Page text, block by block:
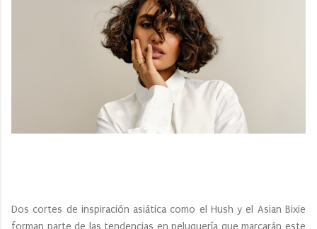
Dos cortes de inspiración asiática como el Hush y el Asian Bixie